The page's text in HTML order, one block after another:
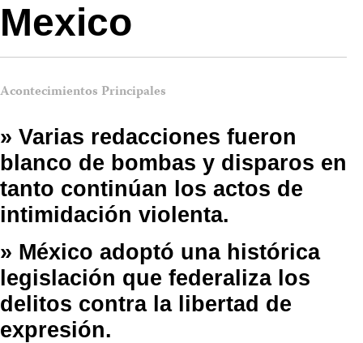
Mexico
Acontecimientos Principales
» Varias redacciones fueron
blanco de bombas y disparos en
tanto continúan los actos de
intimidación violenta.
» México adoptó una histórica
legislación que federaliza los
delitos contra la libertad de
expresión.